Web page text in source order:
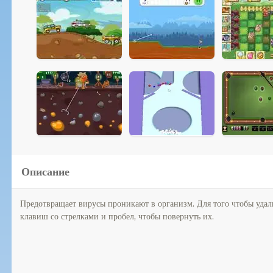
Описание
Предотвращает вирусы проникают в организм. Для того чтобы
клавиш со стрелками и пробел, чтобы повернуть их.